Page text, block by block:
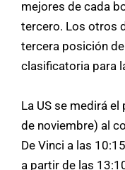
mejores de cada
tercero. Los otros
tercera posición
clasificatoria para
La US se medirá
de noviembre) al
De Vinci a las
a partir de las